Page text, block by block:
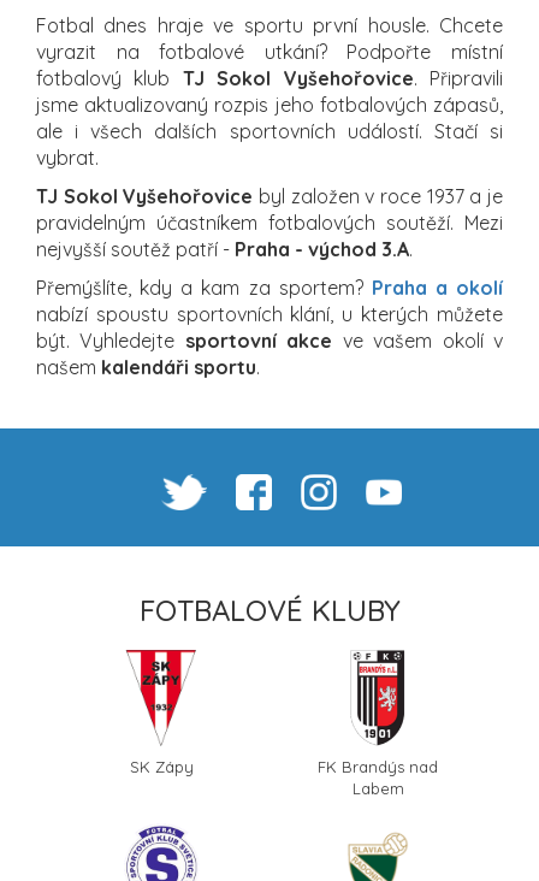
Fotbal dnes hraje ve sportu první housle. Chcete
vyrazit na fotbalové utkání? Podpořte místní
fotbalový klub TJ Sokol Vyšehořovice. Připravili
jsme aktualizovaný rozpis jeho fotbalových zápasů,
ale i všech dalších sportovních událostí. Stačí si
vybrat.
TJ Sokol Vyšehořovice byl založen v roce 1937 a je
pravidelným účastníkem fotbalových soutěží. Mezi
nejvyšší soutěž patří - Praha - východ 3.A.
Přemýšlíte, kdy a kam za sportem? Praha a okolí
nabízí spoustu sportovních klání, u kterých můžete
být. Vyhledejte sportovní akce ve vašem okolí v
našem kalendáři sportu.
FOTBALOVÉ KLUBY
SK Zápy
FK Brandýs nad
Labem